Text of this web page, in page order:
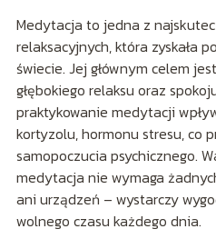
Medytacja to jedna z
relaksacyjnych, która zyskała
świecie. Jej głównym celem
głębokiego relaksu oraz
praktykowanie medytacji
kortyzolu, hormonu stresu, co
samopoczucia psychicznego.
medytacja nie wymaga
ani urządzeń – wystarczy
wolnego czasu każdego dnia.